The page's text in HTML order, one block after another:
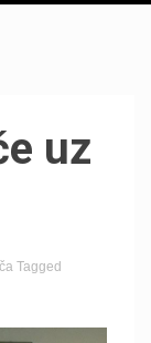
uz
Tagged